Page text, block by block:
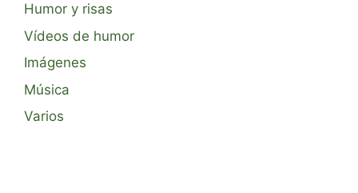
Humor y risas
Vídeos de humor
Imágenes
Música
Varios